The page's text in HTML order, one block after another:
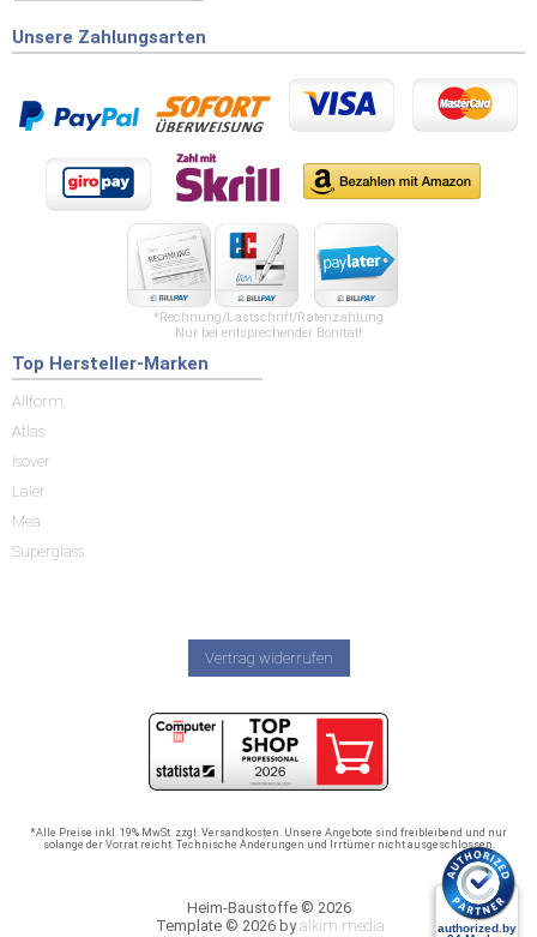
Unsere Zahlungsarten
*Rechnung/Lastschrift/Ratenzahlung
Nur bei entsprechender Bonität!
Top Hersteller-Marken
Allform
Atlas
Isover
Laier
Mea
Superglass
Vertrag widerrufen
*Alle Preise inkl. 19% MwSt. zzgl. Versandkosten. Unsere Angebote sind freibleibend und nur
solange der Vorrat reicht. Technische Änderungen und Irrtümer nicht ausgeschlossen.
Heim-Baustoffe © 2026
Template © 2026 byalkim media